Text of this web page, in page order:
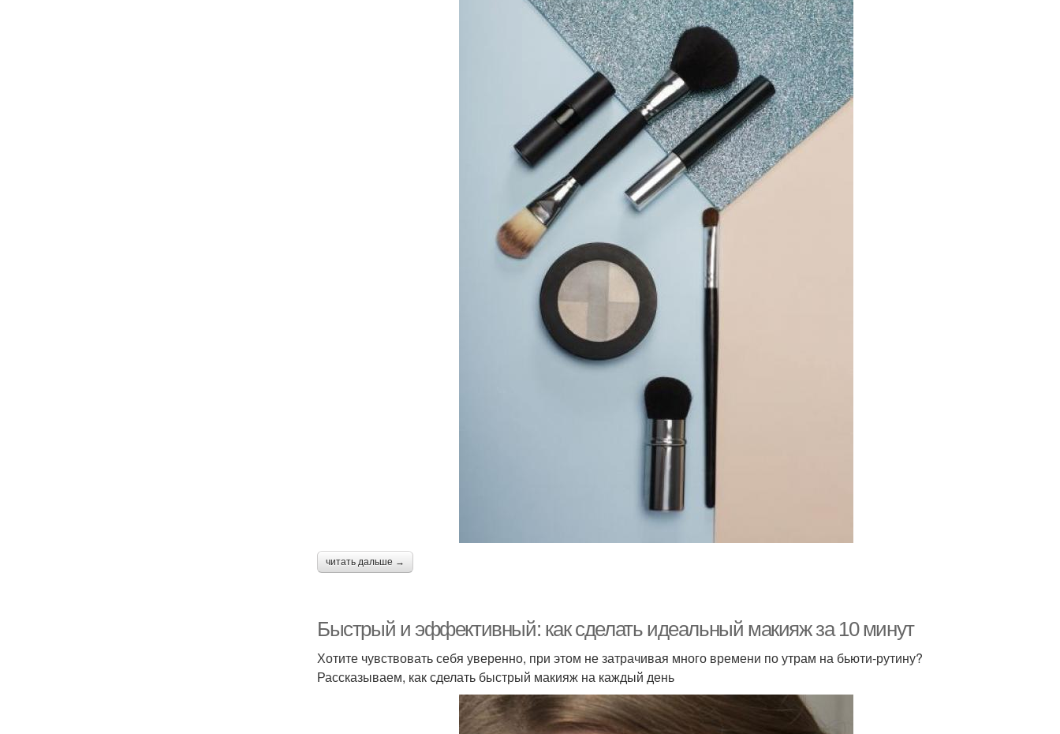
читать дальше →
Быстрый и эффективный: как сделать идеальный макияж за 10 минут
Хотите чувствовать себя уверенно, при этом не затрачивая много времени по утрам на бьюти-рутину?
Рассказываем, как сделать быстрый макияж на каждый день